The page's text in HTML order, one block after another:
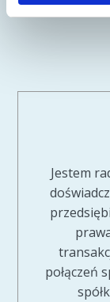
Jestem
połączeń